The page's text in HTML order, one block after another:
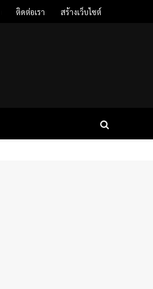
ติดต่อเรา สร้างเว็บไซต์